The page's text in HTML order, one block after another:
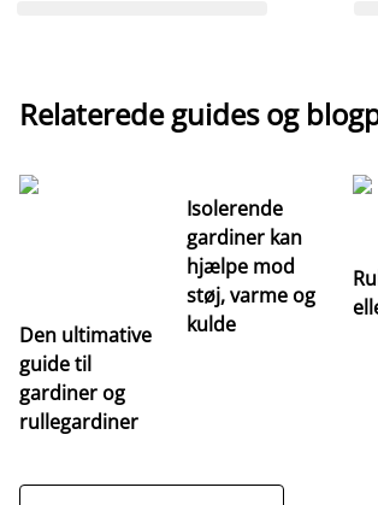
Relaterede guides og
Den ultimative
guide til
gardiner og
rullegardiner
Isolerende
gardiner kan
hjælpe mod
støj, varme og
kulde